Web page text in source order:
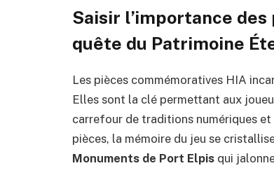
Saisir l’importance
quête du Patrimoine
Les pièces commémoratives HIA
Elles sont la clé permettant aux
carrefour de traditions numériques et
pièces, la mémoire du jeu se
Monuments de Port Elpis qui